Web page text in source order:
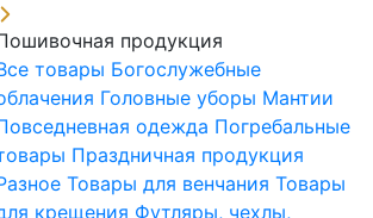
продукция
товары Богослужебные
Головные уборы Мантии
одежда Погребальные
Праздничная продукция
Товары для венчания Товары
крещения Футляры, чехлы,